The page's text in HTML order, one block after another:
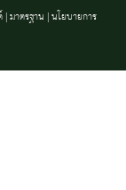
|มาตรฐาน |นโยบายการ